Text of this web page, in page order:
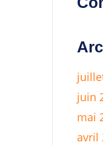
juin
mai
avril